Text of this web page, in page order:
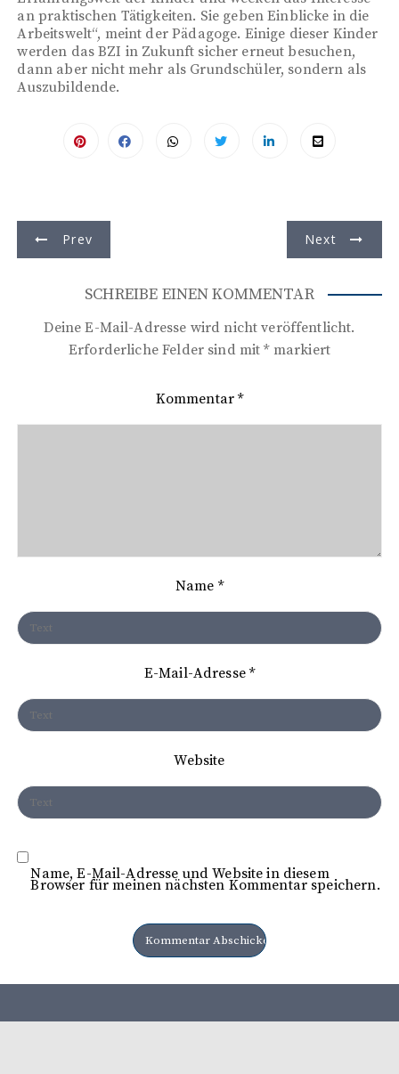
an praktischen Tätigkeiten. Sie geben Einblicke in die
Arbeitswelt“, meint der Pädagoge. Einige dieser Kinder
werden das BZI in Zukunft sicher erneut besuchen,
dann aber nicht mehr als Grundschüler, sondern als
Auszubildende.
e
g
i
a
o
Prev Next
SCHREIBE EINEN KOMMENTAR
Deine E-Mail-Adresse wird nicht veröffentlicht.
Erforderliche Felder sind mit*markiert
Kommentar*
Name *
E-Mail-Adresse*
Website
Name, E-Mail-Adresse und Website in diesem
Browser für meinen nächsten Kommentar speichern.